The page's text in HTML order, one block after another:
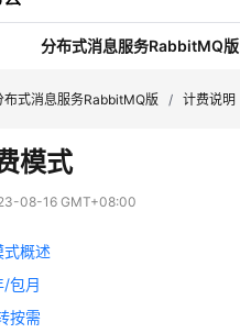
分布式消息服务RabbitMQ版
布式消息服务RabbitMQ版 / 计费说明
模式
08-16 GMT+08:00
式概述
/包月
按需